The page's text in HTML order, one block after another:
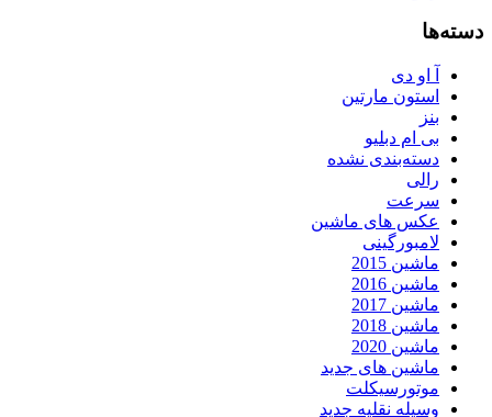
دسته‌ها
آ او دی
استون مارتین
بنز
بی ام دبلیو
دسته‌بندی نشده
رالی
سرعت
عکس های ماشین
لامبورگینی
ماشین 2015
ماشین 2016
ماشین 2017
ماشین 2018
ماشین 2020
ماشین های جدید
موتورسیکلت
وسیله نقلیه جدید